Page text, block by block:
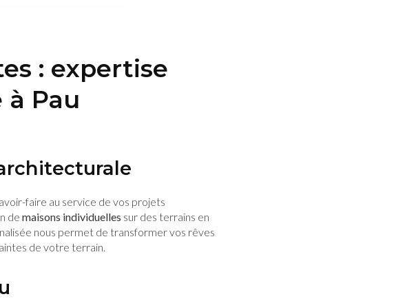
: expertise
Pau
faire au service de vos projets
de maisons individuelles sur des terrains en
nous permet de transformer vos rêves
de votre terrain.